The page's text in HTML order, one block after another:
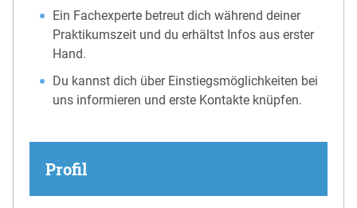
Ein Fachexperte betreut dich während deiner
Praktikumszeit und du erhältst Infos aus erster
Hand.
Du kannst dich über Einstiegsmöglichkeiten bei
uns informieren und erste Kontakte knüpfen.
Profil